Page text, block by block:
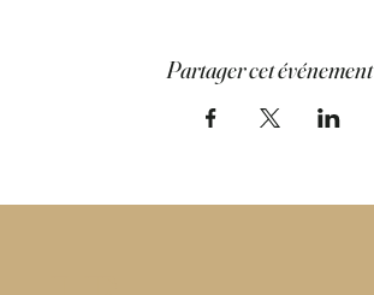
Partager cet événement